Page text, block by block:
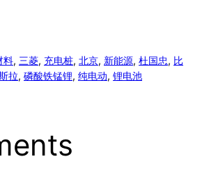
料, 三菱, 充电桩, 北京, 新能源, 杜国忠, 比
拉, 磷酸铁锰锂, 纯电动, 锂电池